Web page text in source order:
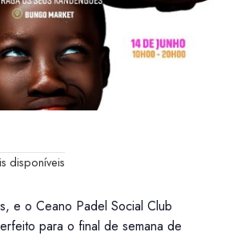
disponíveis
e o Ceano Padel Social Club
para o final de semana de